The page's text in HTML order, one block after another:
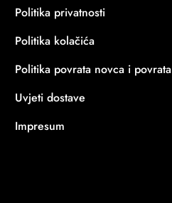
Politika privatnosti
Politika kolačića
Politika povrata novca i povrata
Uvjeti dostave
Impresum